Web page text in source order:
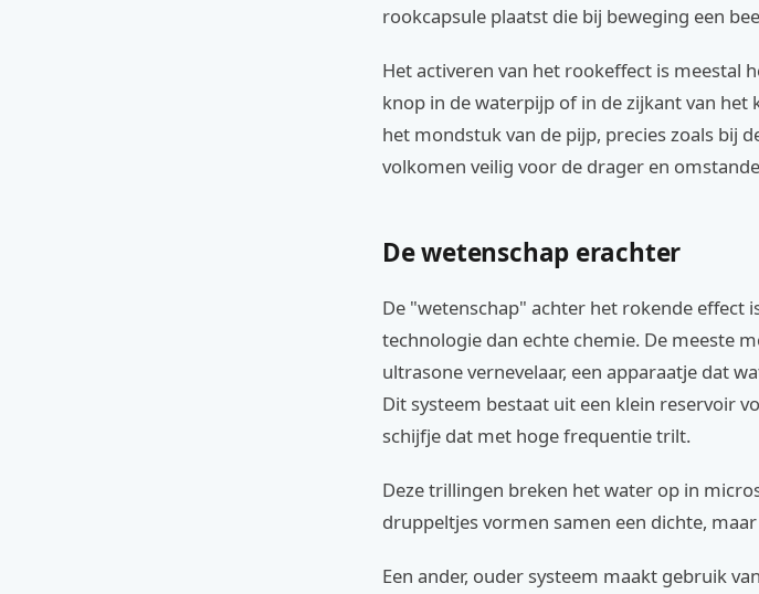
rookcapsule plaatst die bij beweging een
Het activeren van het rookeffect is meestal
knop in de waterpijp of in de zijkant van
het mondstuk van de pijp, precies zoals bij
volkomen veilig voor de drager en
De wetenschap erachter
De "wetenschap" achter het rokende effect
technologie dan echte chemie. De meeste
ultrasone vernevelaar, een apparaatje dat
Dit systeem bestaat uit een klein reservoir
schijfje dat met hoge frequentie trilt.
Deze trillingen breken het water op in
druppeltjes vormen samen een dichte,
Een ander, ouder systeem maakt gebruik